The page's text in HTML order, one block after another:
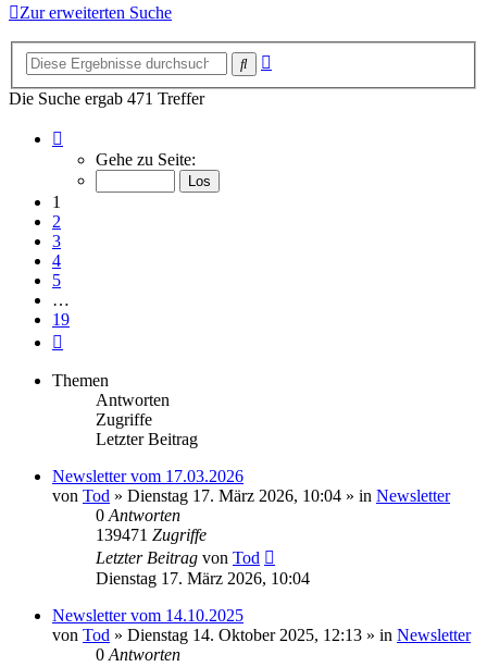
Zur erweiterten Suche
Suche
Die Suche ergab 471 Treffer
von
Gehe zu Seite:
1
2
3
4
5
…
19
Themen
Antworten
Zugriffe
Letzter Beitrag
Newsletter vom 17.03.2026
von Tod » Dienstag 17. März 2026, 10:04 » in Newsletter
0 Antworten
139471 Zugriffe
Letzter Beitrag von Tod
Dienstag 17. März 2026, 10:04
Newsletter vom 14.10.2025
von Tod » Dienstag 14. Oktober 2025, 12:13 » in Newsletter
0 Antworten